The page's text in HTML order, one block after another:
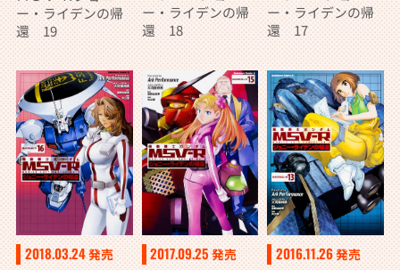
ー・ライデンの帰
還 19
ー・ライデンの帰
還 18
ー・ライデンの帰
還 17
2018.03.24発売 2017.09.25 発売 2016.11.26発売